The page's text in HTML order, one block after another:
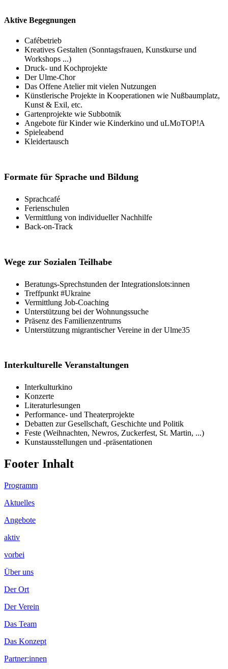
Aktive Begegnungen
Cafébetrieb
Kreatives Gestalten (Sonntagsfrauen, Kunstkurse und
Workshops ...)
Druck- und Kochprojekte
Der Ulme-Chor
Das Offene Atelier mit vielen Nutzungen
Künstlerische Projekte in Kooperationen wie Nußbaumplatz,
Kunst & Exil, etc.
Gartenprojekte wie Subbotnik
Angebote für Kinder wie Kinderkino und uLMoTOP!A
Spieleabend
Kleidertausch
Formate für Sprache und Bildung
Sprachcafé
Ferienschulen
Vermittlung von individueller Nachhilfe
Back-on-Track
Wege zur Sozialen Teilhabe
Beratungs-Sprechstunden der Integrationslots:innen
Treffpunkt #Ukraine
Vermittlung Job-Coaching
Unterstützung bei der Wohnungssuche
Präsenz des Familienzentrums
Unterstützung migrantischer Vereine in der Ulme35
Interkulturelle Veranstaltungen
Interkulturkino
Konzerte
Literaturlesungen
Performance- und Theaterprojekte
Debatten zur Gesellschaft, Geschichte und Politik
Feste (Weihnachten, Newros, Zuckerfest, St. Martin, ...)
Kunstausstellungen und -präsentationen
Footer Inhalt
Programm
Aktuelles
Angebote
aktiv
vorbei
Über uns
Der Ort
Der Verein
Das Team
Das Konzept
Partner:innen